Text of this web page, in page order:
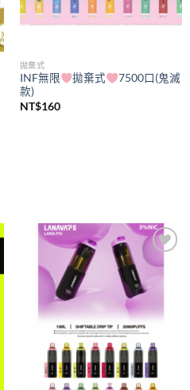
拋棄式
INF無限 拋棄式
7500口(鬼滅
款)
NT$160
Add to
wishlist